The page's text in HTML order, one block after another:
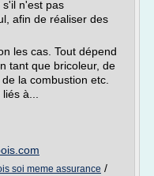
n'est pas
afin de réaliser des
les cas. Tout dépend
tant que bricoleur, de
la combustion etc.
à...
soi meme assurance /